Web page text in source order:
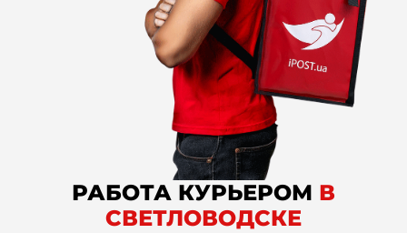
РАБОТА КУРЬЕРОМ В
СВЕТЛОВОДСКЕ